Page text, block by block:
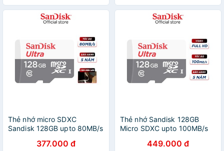
Thẻ nhớ micro SDXC
Sandisk 128GB upto 80MB/s
377.000 đ
Thẻ nhớ Sandisk 128GB
Micro SDXC upto 100MB/s
chính hãng449.000 đ